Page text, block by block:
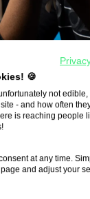
🍪
not
- and how often
is reaching people
at any time.
and adjust your